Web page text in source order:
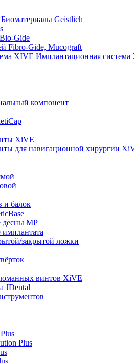
Биоматериалы Geistlich
Gide
Fibro-Gide, Mucograft
Имплантационная
компонент
XiVE
для навигационной хирургии
и балок
десны MP
имплантата
закрытой ложки
винтов XiVE
JDental
Plus